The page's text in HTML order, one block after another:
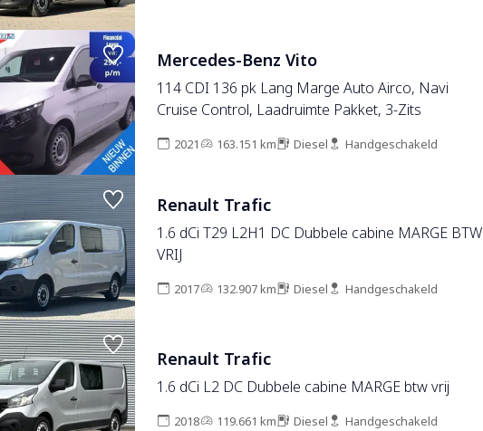
Mercedes-Benz Vito
114 CDI 136 pk Lang Marge Auto Airco, Navi
Cruise Control, Laadruimte Pakket, 3-Zits
2021 163.151 km Diesel Handgeschakeld
Renault Trafic
1.6 dCi T29 L2H1 DC Dubbele cabine MARGE BTW
VRIJ
2017 132.907 km Diesel Handgeschakeld
Renault Trafic
1.6 dCi L2 DC Dubbele cabine MARGE btw vrij
2018 119.661 km Diesel Handgeschakeld